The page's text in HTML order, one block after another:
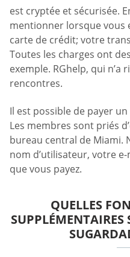
est cryptée et sécurisée.
mentionner lorsque vous
carte de crédit; votre
Toutes les charges ont
exemple. RGhelp, qui n’a
rencontres.
Il est possible de payer
Les membres sont priés
bureau central de Miami.
nom d’utilisateur, votre
que vous payez.
QUELLES
SUPPLÉMENTAIRES